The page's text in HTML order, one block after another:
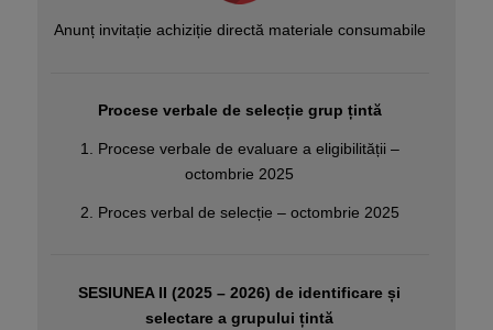
Anunț invitație achiziție directă materiale consumabile
Procese verbale de selecție grup țintă
1. Procese verbale de evaluare a eligibilității –
octombrie 2025
2. Proces verbal de selecție – octombrie 2025
SESIUNEA II (2025 – 2026) de identificare și
selectare a grupului țintă